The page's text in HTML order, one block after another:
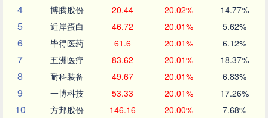
4 博腾股份 20.44 20.02% 14.77%
5 近岸蛋白 46.72 20.01% 5.62%
6 毕得医药 61.6 20.01% 6.12%
7 五洲医疗 83.62 20.01% 18.37%
8 耐科装备 49.67 20.01% 6.83%
9 一博科技 53.33 20.01% 17.26%
10 方邦股份 146.16 20.00% 7.68%